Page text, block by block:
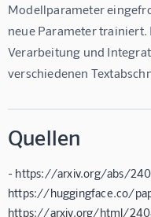
Modellparameter
neue Parameter
Verarbeitung und
verschiedenen
Quellen
- https://arxiv.org/abs/
https://huggingface.co/
https://arxiv.org/html/